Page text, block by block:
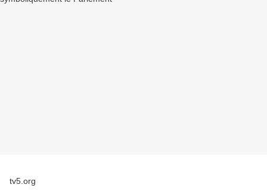
tv5.org